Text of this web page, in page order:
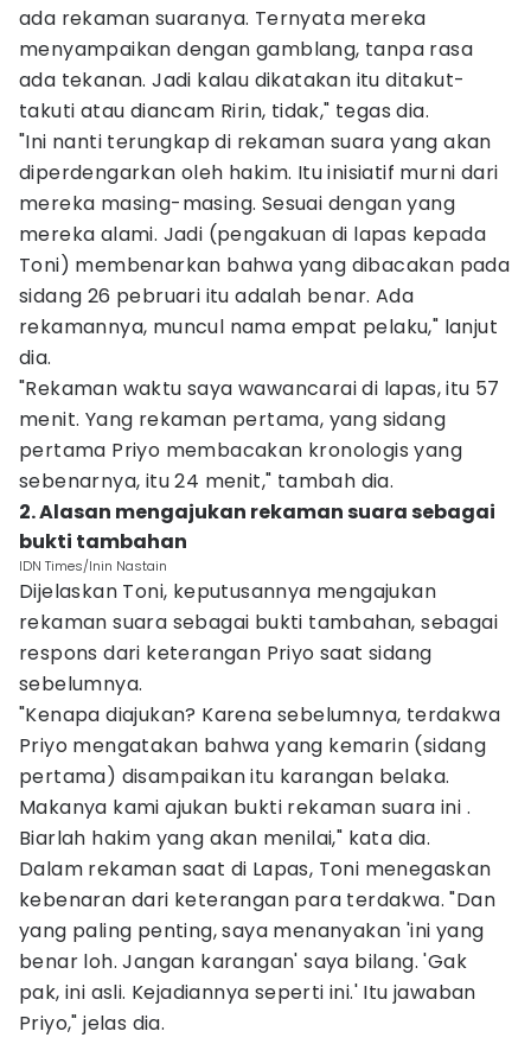
ada rekaman suaranya. Ternyata mereka
menyampaikan dengan gamblang, tanpa rasa
ada tekanan. Jadi kalau dikatakan itu ditakut-
takuti atau diancam Ririn, tidak," tegas dia.
"Ini nanti terungkap di rekaman suara yang akan
diperdengarkan oleh hakim. Itu inisiatif murni dari
mereka masing-masing. Sesuai dengan yang
mereka alami. Jadi (pengakuan di lapas kepada
Toni) membenarkan bahwa yang dibacakan pada
sidang 26 pebruari itu adalah benar. Ada
rekamannya, muncul nama empat pelaku," lanjut
dia.
"Rekaman waktu saya wawancarai di lapas, itu 57
menit. Yang rekaman pertama, yang sidang
pertama Priyo membacakan kronologis yang
sebenarnya, itu 24 menit," tambah dia.
2. Alasan mengajukan rekaman suara sebagai
bukti tambahan
IDN Times/Inin Nastain
Dijelaskan Toni, keputusannya mengajukan
rekaman suara sebagai bukti tambahan, sebagai
respons dari keterangan Priyo saat sidang
sebelumnya.
"Kenapa diajukan? Karena sebelumnya, terdakwa
Priyo mengatakan bahwa yang kemarin (sidang
pertama) disampaikan itu karangan belaka.
Makanya kami ajukan bukti rekaman suara ini .
Biarlah hakim yang akan menilai," kata dia.
Dalam rekaman saat di Lapas, Toni menegaskan
kebenaran dari keterangan para terdakwa. "Dan
yang paling penting, saya menanyakan 'ini yang
benar loh. Jangan karangan' saya bilang. 'Gak
pak, ini asli. Kejadiannya seperti ini.' Itu jawaban
Priyo," jelas dia.